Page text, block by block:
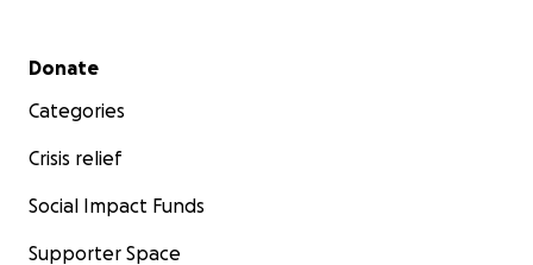
Secondary menu
Donate
Categories
Crisis relief
Social Impact Funds
Supporter Space